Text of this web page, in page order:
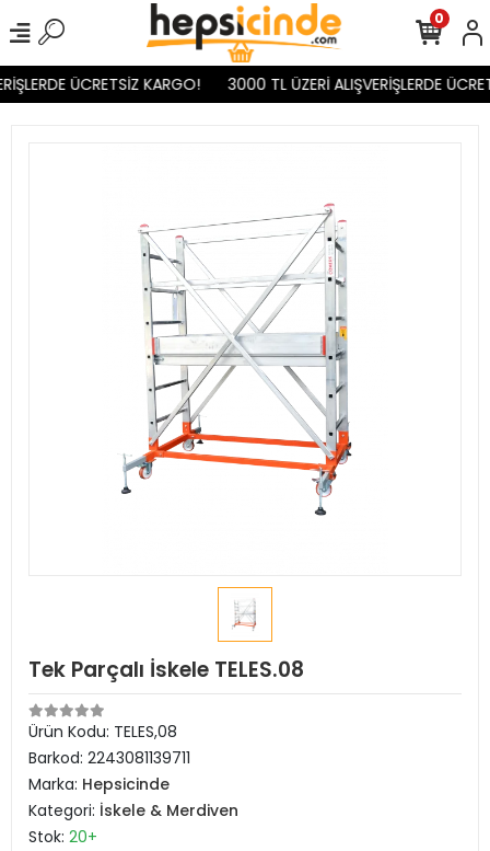
ÜCRETSİZ KARGO! 3000 TL ÜZERİ ALIŞVERİŞLERDE
0
Tek Parçalı İskele TELES.08
Ürün Kodu: TELES,08
Barkod: 2243081139711
Marka: Hepsicinde
Kategori: İskele & Merdiven
Stok: 20+